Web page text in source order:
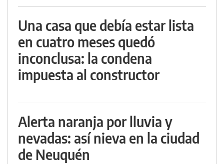
Una casa que debía estar lista
en cuatro meses quedó
inconclusa: la condena
impuesta al constructor
Alerta naranja por lluvia y
nevadas: así nieva en la ciudad
de Neuquén